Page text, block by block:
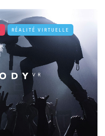
RÉALITÉ VIRTUELLE